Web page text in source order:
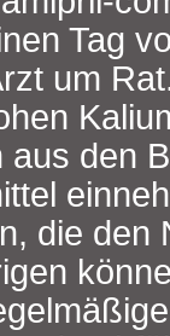
Tag
um
aus den
die den